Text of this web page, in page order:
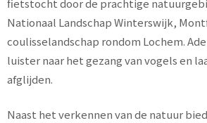
fietstocht door de prachtige
Nationaal Landschap Winterswijk,
coulisselandschap rondom Lochem.
luister naar het gezang van vogels en
afglijden.
Naast het verkennen van de natuur